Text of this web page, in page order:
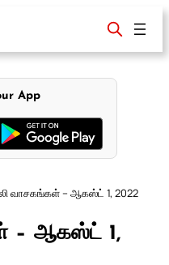
App
வாசகங்கள் – ஆகஸ்ட் 1, 2022
– ஆகஸ்ட் 1,